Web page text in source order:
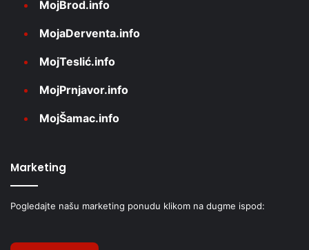
MojBrod.info
MojaDerventa.info
MojTeslić.info
MojPrnjavor.info
MojŠamac.info
Marketing
Pogledajte našu marketing ponudu klikom na dugme ispod: